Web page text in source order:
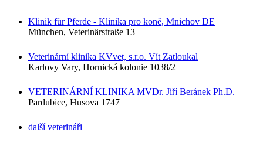
Klinik für Pferde - Klinika pro koně, Mnichov DE
München, Veterinärstraße 13
Veterinární klinika KVvet, s.r.o. Vít Zatloukal
Karlovy Vary, Hornická kolonie 1038/2
VETERINÁRNÍ KLINIKA MVDr. Jiří Beránek Ph.D.
Pardubice, Husova 1747
další veterináři